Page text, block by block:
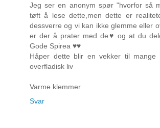
Jeg ser en anonym spør "hvorfor så
tøft å lese dette,men dette er
dessverre og vi kan ikke glemme eller
er der å prater med de♥ og at du
Gode Spirea ♥♥
Håper dette blir en vekker til mange
overfladisk liv
Varme klemmer
Svar